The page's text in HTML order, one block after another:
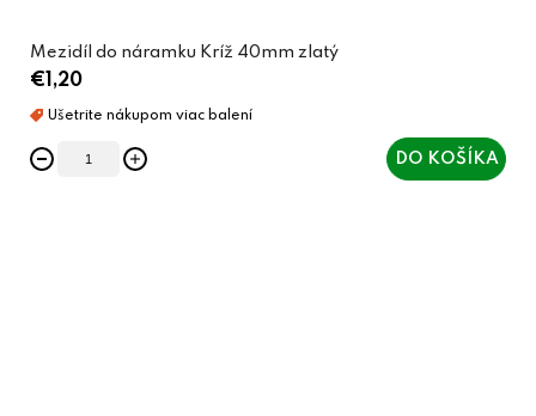
Mezidíl do náramku Kríž 40mm zlatý
€1,20
DO KOŠÍKA